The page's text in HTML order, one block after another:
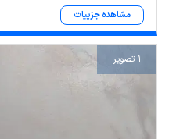
مشاهده جزییات
1 تصویر